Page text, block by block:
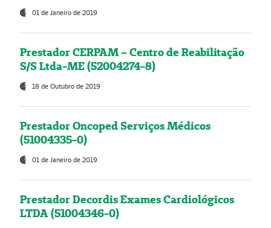
01 de Janeiro de 2019
Prestador CERPAM – Centro de Reabilitação
S/S Ltda-ME (52004274-8)
18 de Outubro de 2019
Prestador Oncoped Serviços Médicos
(51004335-0)
01 de Janeiro de 2019
Prestador Decordis Exames Cardiológicos
LTDA (51004346-0)